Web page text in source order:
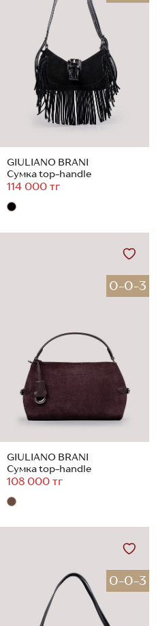
GIULIANO BRANI
Сумка top-handle
114 000 тг
0-0-3
GIULIANO BRANI
Сумка top-handle
108 000 тг
0-0-3